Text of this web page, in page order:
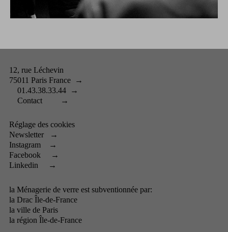
12, rue Léchevin
75011 Paris France →
01.43.38.33.44 →
Contact →
Réglage des cookies
Newsletter →
Instagram →
Facebook →
Linkedin →
la Ménagerie de verre est subventionnée par:
la Drac Île-de-France
la ville de Paris
la région Île-de-France